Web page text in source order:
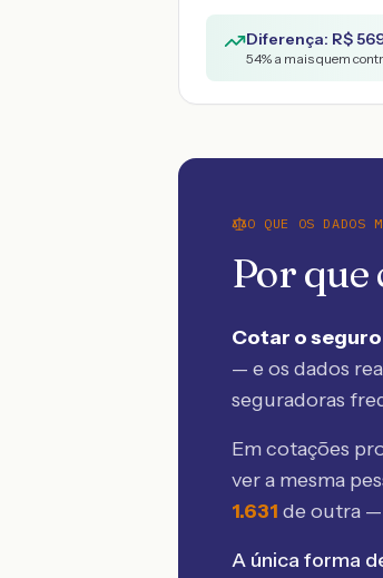
Diferença: R$
54% a mais quem
O QUE OS DADOS
Por que
Cotar o
— e os dados
seguradoras
Em cotações
ver a mesma
1.631 de outra
A única forma